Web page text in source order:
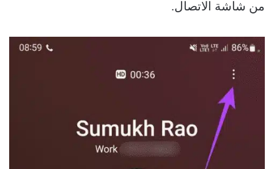
من شاشة الاتصال.